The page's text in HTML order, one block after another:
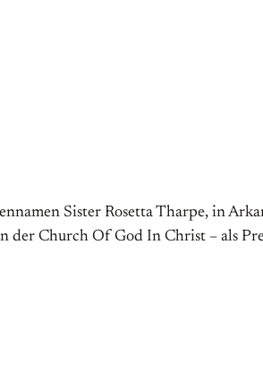
Sister Rosetta Tharpe, in
Church Of God In Christ – als